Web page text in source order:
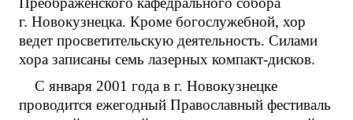
г. Новокузнецка. Кроме богослужебной, хор
ведет просветительскую деятельность. Силами
хора записаны семь лазерных компакт-дисков.
С января 2001 года в г. Новокузнецке
проводится ежегодный Православный фестиваль